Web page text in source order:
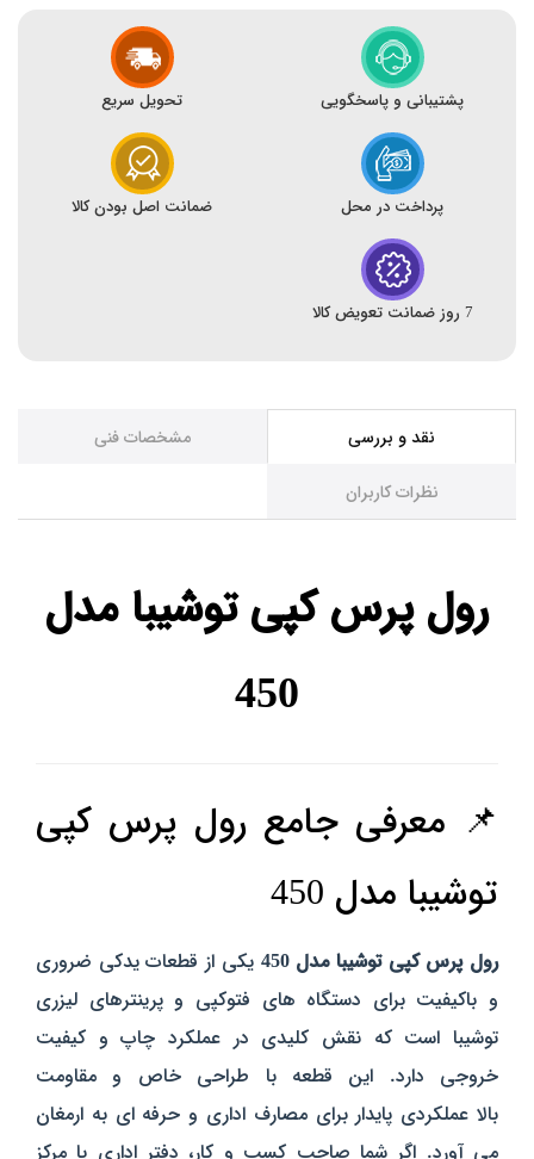
پشتیبانی و پاسخگویی تحویل سریع
پرداخت در محل ضمانت اصل بودن کالا
7 روز ضمانت تعویض کالا
نقد و بررسی مشخصات فنی
نظرات کاربران
رول پرس کپی توشیبا مدل
450
📌 معرفی جامع رول پرس کپی
توشیبا مدل 450
رول پرس کپی توشیبا مدل 450
یکی از قطعات یدکی ضروری
و باکیفیت برای دستگاه‌ های فتوکپی و پرینترهای لیزری
توشیبا است که نقش کلیدی در عملکرد چاپ و کیفیت
خروجی دارد. این قطعه با طراحی خاص و مقاومت
بالا عملکردی پایدار برای مصارف اداری و حرفه‌ ای به ارمغان
می‌ آورد. اگر شما صاحب کسب‌ و‌ کار، دفتر اداری یا مرکز